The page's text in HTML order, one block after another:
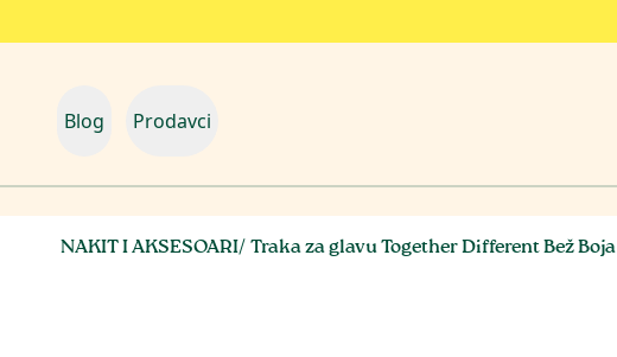
Blog Prodavci
NAKIT I AKSESOARI/Traka za glavu Together Different Bež Boja